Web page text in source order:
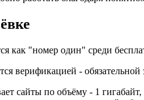
как "номер один" среди
верификацией -
сайты по объёму - 1